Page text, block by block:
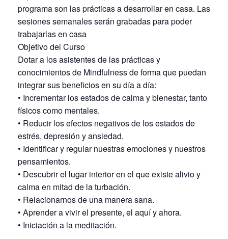
programa son las prácticas a desarrollar en casa. Las
sesiones semanales serán grabadas para poder
trabajarlas en casa
Objetivo del Curso
Dotar a los asistentes de las prácticas y
conocimientos de Mindfulness de forma que puedan
integrar sus beneficios en su día a día:
• Incrementar los estados de calma y bienestar, tanto
físicos como mentales.
• Reducir los efectos negativos de los estados de
estrés, depresión y ansiedad.
• Identificar y regular nuestras emociones y nuestros
pensamientos.
• Descubrir el lugar interior en el que existe alivio y
calma en mitad de la turbación.
• Relacionarnos de una manera sana.
• Aprender a vivir el presente, el aquí y ahora.
• Iniciación a la meditación.